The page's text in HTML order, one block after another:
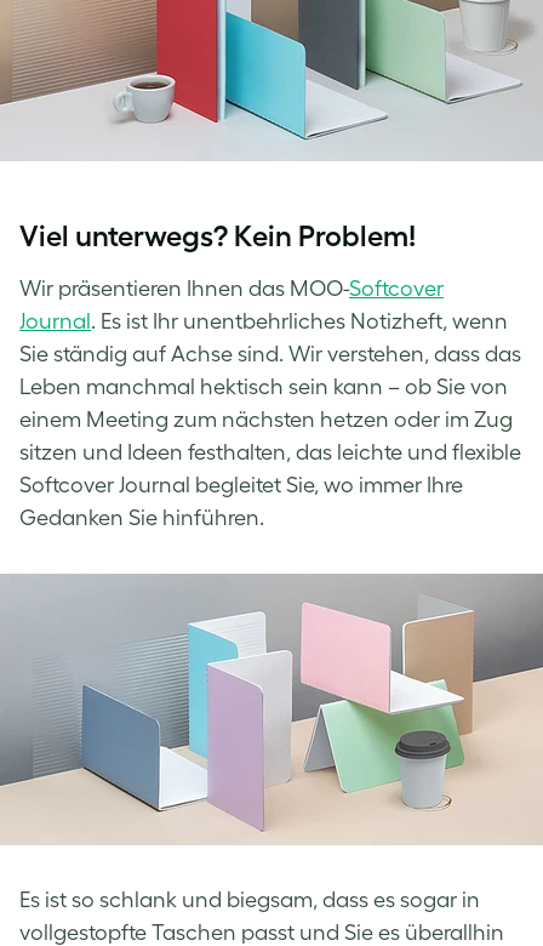
Viel unterwegs? Kein Problem!
Wir präsentieren Ihnen das MOO-Softcover
Journal. Es ist Ihr unentbehrliches Notizheft, wenn
Sie ständig auf Achse sind. Wir verstehen, dass das
Leben manchmal hektisch sein kann – ob Sie von
einem Meeting zum nächsten hetzen oder im Zug
sitzen und Ideen festhalten, das leichte und flexible
Softcover Journal begleitet Sie, wo immer Ihre
Gedanken Sie hinführen.
Es ist so schlank und biegsam, dass es sogar in
vollgestopfte Taschen passt und Sie es überallhin